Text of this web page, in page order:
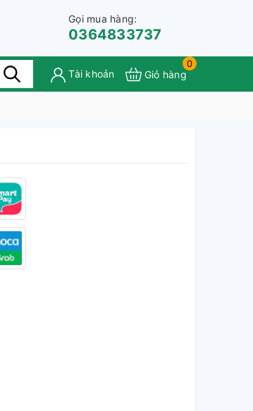
Gọi mua hàng:
0364833737
Tài khoản
0
Giỏ hàng